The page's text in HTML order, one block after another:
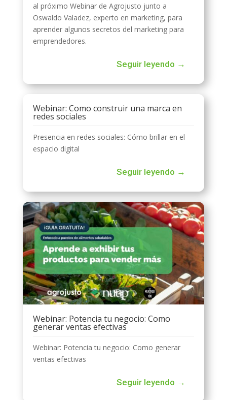
al próximo Webinar de Agrojusto junto a
Oswaldo Valadez, experto en marketing, para
aprender algunos secretos del marketing para
emprendedores.
Seguir leyendo →
Webinar: Como construir una marca en
redes sociales
Presencia en redes sociales: Cómo brillar en el
espacio digital
Seguir leyendo →
Webinar: Potencia tu negocio: Como
generar ventas efectivas
Webinar: Potencia tu negocio: Como generar
ventas efectivas
Seguir leyendo →